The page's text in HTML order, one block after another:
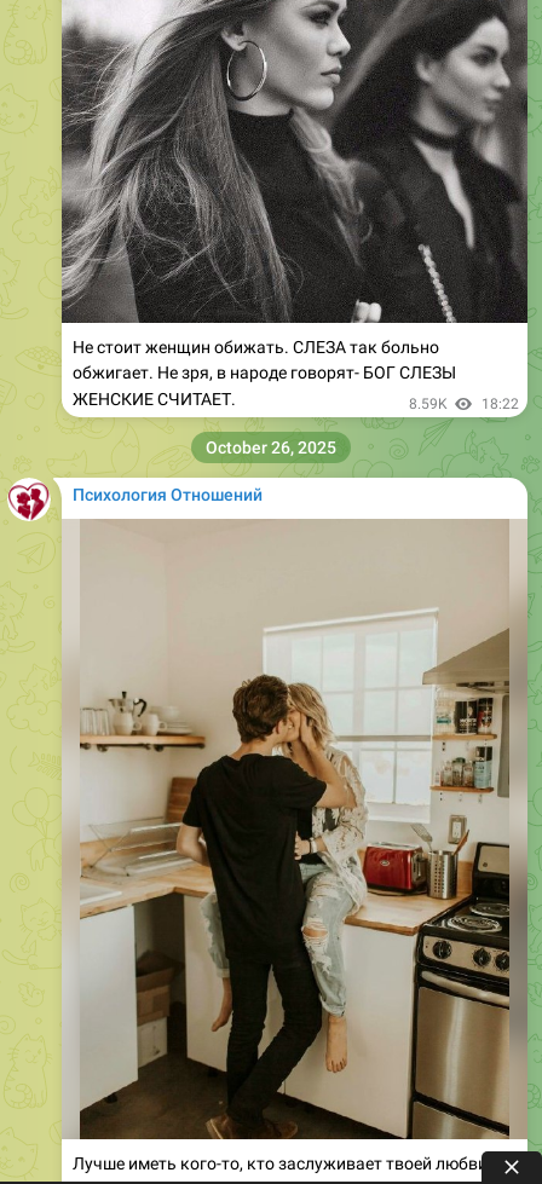
Не стоит женщин обижать. СЛЕЗА так больно
обжигает. Не зря, в народе говорят- БОГ СЛЕЗЫ
ЖЕНСКИЕ СЧИТАЕТ.
8.59K 18:22
Психология Отношений
Лучше иметь кого-то, кто заслуживает твоей любви,
October 26, 2025